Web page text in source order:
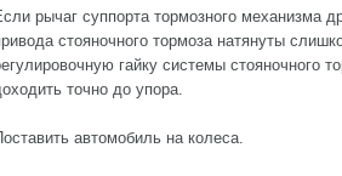
рычаг суппорта тормозного механизма
стояночного тормоза натянуты
гайку системы стояночного
точно до упора.
автомобиль на колеса.